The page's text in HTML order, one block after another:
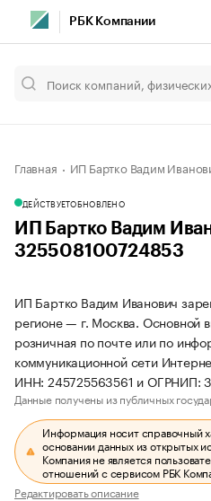
РБК Компании
Главная ИП Бартко Вадим
ДЕЙСТВУЕТОБНОВЛЕНО
ИП Бартко Вадим
325508100724853
ИП Бартко Вадим Иванович
регионе — г. Москва. Основной
розничная по почте или по
коммуникационной сети
ИНН: 245725563561 и ОГРНИП:
Данные получены из публичных
Информация носит справочный
основании данных из открытых
Компания не является
отношений с сервисом РБК
Редактировать описание